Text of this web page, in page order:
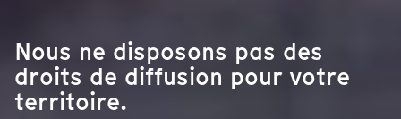
Nous ne disposons pas des
droits de diffusion pour votre
territoire.